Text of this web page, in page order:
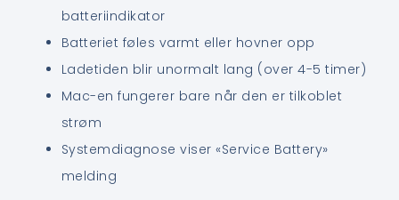
batteriindikator
Batteriet føles varmt eller hovner opp
Ladetiden blir unormalt lang (over 4-5 timer)
Mac-en fungerer bare når den er tilkoblet
strøm
Systemdiagnose viser «Service Battery»
melding